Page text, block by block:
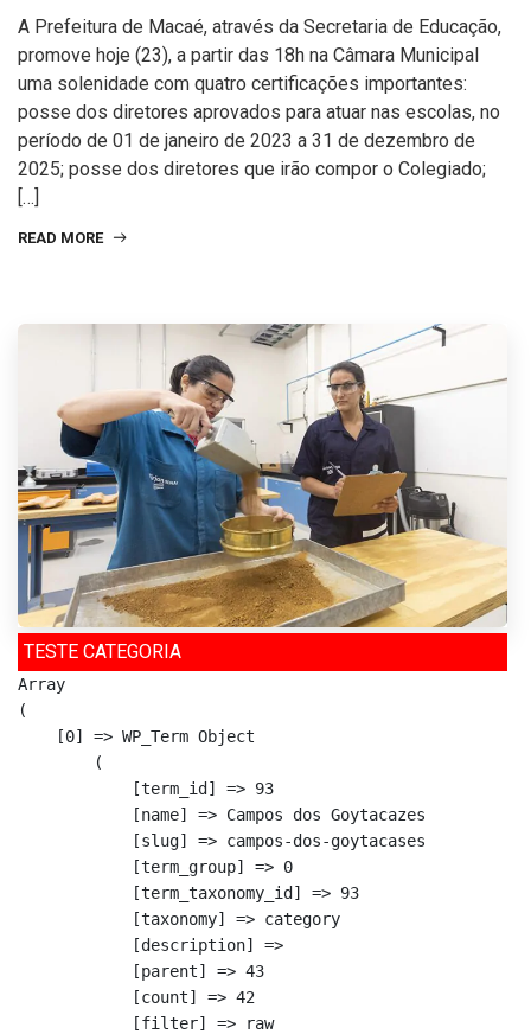
A Prefeitura de Macaé, através da Secretaria de Educação,
promove hoje (23), a partir das 18h na Câmara Municipal
uma solenidade com quatro certificações importantes:
posse dos diretores aprovados para atuar nas escolas, no
período de 01 de janeiro de 2023 a 31 de dezembro de
2025; posse dos diretores que irão compor o Colegiado;
[…]
READ MORE
TESTE CATEGORIA
Array
(
    [0] => WP_Term Object
        (
            [term_id] => 93
            [name] => Campos dos Goytacazes
            [slug] => campos-dos-goytacases
            [term_group] => 0
            [term_taxonomy_id] => 93
            [taxonomy] => category
            [description] =>
            [parent] => 43
            [count] => 42
            [filter] => raw